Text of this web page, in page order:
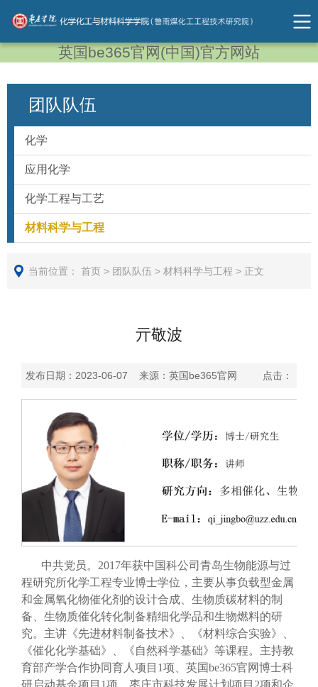
英国be365官网(中国)官方网站
团队队伍
化学
应用化学
化学工程与工艺
材料科学与工程
当前位置： 首页 > 团队队伍 > 材料科学与工程 > 正文
亓敬波
发布日期：2023-06-07 来源：英国be365官网 点击：
中共党员。2017年获中国科公司青岛生物能源与过
程研究所化学工程专业博士学位，主要从事负载型金属
和金属氧化物催化剂的设计合成、生物质碳材料的制
备、生物质催化转化制备精细化学品和生物燃料的研
究。主讲《先进材料制备技术》、《材料综合实验》、
《催化化学基础》、《自然科学基础》等课程。主持教
育部产学合作协同育人项目1项、英国be365官网博士科
研启动基金项目1项、枣庄市科技发展计划项目2项和企